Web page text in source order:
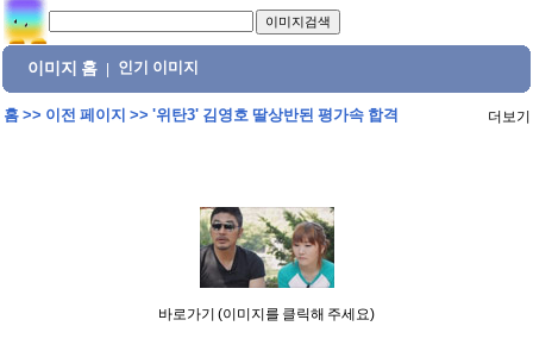
이미지 홈 인기 이미지
홈>> 이전 페이지 >> '위탄3' 김영호 딸상반된 평가속 합격 더보기
바로가기 (이미지를 클릭해 주세요)